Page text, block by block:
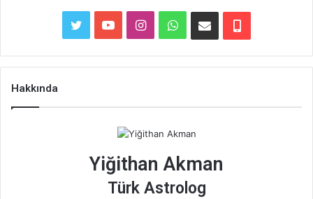
TwitterYouTubeInstagramWhatsApp
E-
Posta
Telefon
Hakkında
Yiğithan Akman
Türk Astrolog